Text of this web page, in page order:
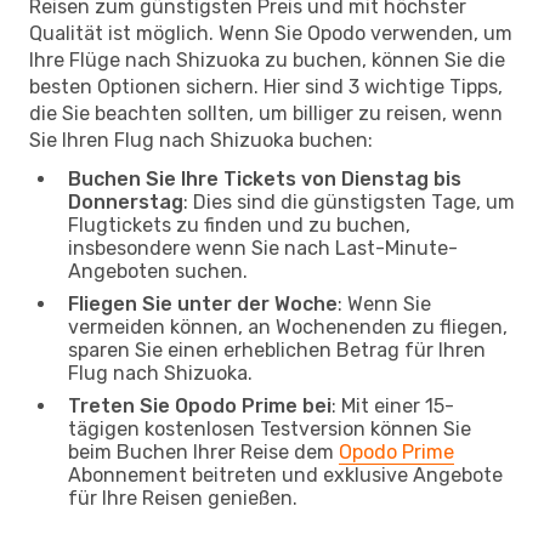
Reisen zum günstigsten Preis und mit höchster
Qualität ist möglich. Wenn Sie Opodo verwenden, um
Ihre Flüge nach Shizuoka zu buchen, können Sie die
besten Optionen sichern. Hier sind 3 wichtige Tipps,
die Sie beachten sollten, um billiger zu reisen, wenn
Sie Ihren Flug nach Shizuoka buchen:
Buchen Sie Ihre Tickets von Dienstag bis
Donnerstag: Dies sind die günstigsten Tage, um
Flugtickets zu finden und zu buchen,
insbesondere wenn Sie nach Last-Minute-
Angeboten suchen.
Fliegen Sie unter der Woche: Wenn Sie
vermeiden können, an Wochenenden zu fliegen,
sparen Sie einen erheblichen Betrag für Ihren
Flug nach Shizuoka.
Treten Sie Opodo Prime bei: Mit einer 15-
tägigen kostenlosen Testversion können Sie
beim Buchen Ihrer Reise dem Opodo Prime
Abonnement beitreten und exklusive Angebote
für Ihre Reisen genießen.